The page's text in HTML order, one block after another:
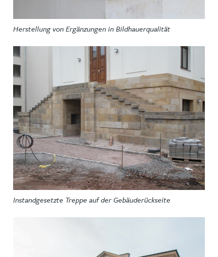
Herstellung von Ergänzungen in Bildhauerqualität
Instandgesetzte Treppe auf der Gebäuderückseite